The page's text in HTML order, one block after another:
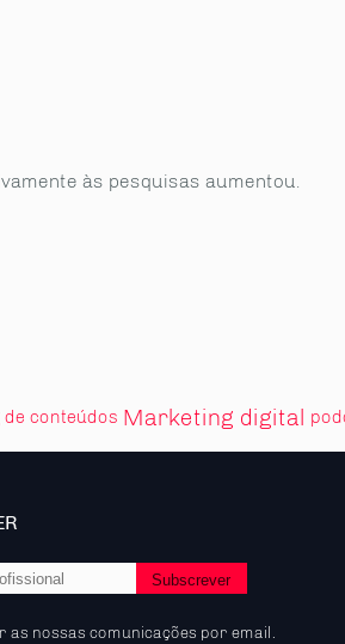
às pesquisas aumentou.
conteúdos Marketing digital
as nossas comunicações por email.